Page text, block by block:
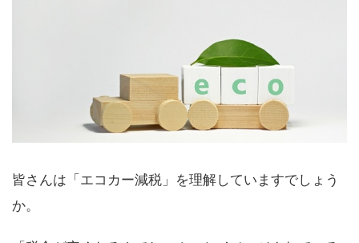
皆さんは「エコカー減税」を理解していますでしょう
か。